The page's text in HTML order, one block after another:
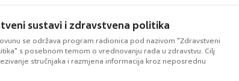
sustavi i zdravstvena politika
se održava program radionica pod nazivom "Zdravstveni
s posebnom temom o vrednovanju rada u zdravstvu. Cilj
stručnjaka i razmjena informacija kroz neposrednu